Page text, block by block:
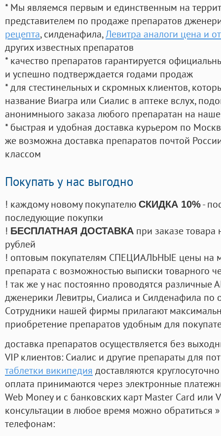
* Мы являемся первым и единственным на
представителем по продаже препаратов
рецепта, силденафила,Левитра аналоги цена и
других известных препаратов
* качество препаратов гарантируется
и успешно подтверждается годами продаж
* для стестинельных и скромных клиентов,
название Виагра или Сиалис в аптеке вслух,
анонимныого заказа любого препаратан на
* быстрая и удобная доставка курьером по
же возможна доставка препаратов почтой
классом
Покупать у нас выгодно
! каждому новому покупателю СКИДКА 10%-
последующие покупки
! БЕСПЛАТНАЯ ДОСТАВКА при заказе
рублей
! оптовым покупателям СПЕЦИАЛЬНЫЕ цены на
препарата с возможностью выписки товарного
! так же у нас постоянно проводятся
дженерики Левитры, Сиалиса и Силденафила по
Cотрудники нашей фирмы прилагают
приобретение препаратов удобным для
доставка препаратов осуществляется без
VIP клиентов: Сиалис и другие препараты для
таблетки википедия доставляются круглосуточно
оплата принимаются через электронные
Web Money и с банковских карт Master Card или
консультации в любое время можно обратиться
телефонам: